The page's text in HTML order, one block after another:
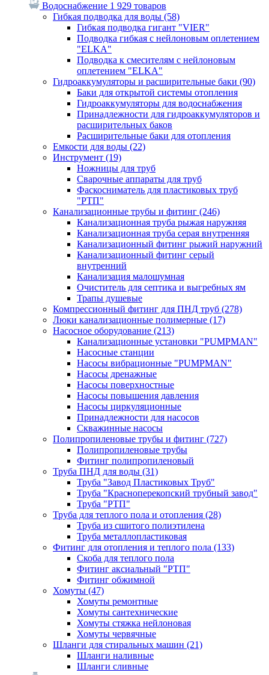
Водоснабжение 1 929 товаров
Гибкая подводка для воды (58)
Гибкая подводка гигант "VIER"
Подводка гибкая с нейлоновым оплетением
"ELKA"
Подводка к смесителям с нейлоновым
оплетением "ELKA"
Гидроаккумуляторы и расширительные баки (90)
Баки для открытой системы отопления
Гидроаккумуляторы для водоснабжения
Принадлежности для гидроаккумуляторов и
расширительных баков
Расширительные баки для отопления
Емкости для воды (22)
Инструмент (19)
Ножницы для труб
Сварочные аппараты для труб
Фаскосниматель для пластиковых труб
"РТП"
Канализационные трубы и фитинг (246)
Канализационная труба рыжая наружняя
Канализационная труба серая внутренняя
Канализационный фитинг рыжий наружний
Канализационный фитинг серый
внутренний
Канализация малошумная
Очиститель для септика и выгребных ям
Трапы душевые
Компрессионный фитинг для ПНД труб (278)
Люки канализационные полимерные (17)
Насосное оборудование (213)
Канализационные установки "PUMPMAN"
Насосные станции
Насосы вибрационные "PUMPMAN"
Насосы дренажные
Насосы поверхностные
Насосы повышения давления
Насосы циркуляционные
Принадлежности для насосов
Скважинные насосы
Полипропиленовые трубы и фитинг (727)
Полипропиленовые трубы
Фитинг полипропиленовый
Труба ПНД для воды (31)
Труба "Завод Пластиковых Труб"
Труба "Красноперекопский трубный завод"
Труба "РТП"
Труба для теплого пола и отопления (28)
Труба из сшитого полиэтилена
Труба металлопластиковая
Фитинг для отопления и теплого пола (133)
Скоба для теплого пола
Фитинг аксиальный "РТП"
Фитинг обжимной
Хомуты (47)
Хомуты ремонтные
Хомуты сантехнические
Хомуты стяжка нейлоновая
Хомуты червячные
Шланги для стиральных машин (21)
Шланги наливные
Шланги сливные